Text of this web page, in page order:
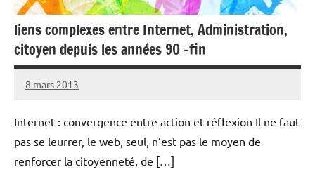
liens complexes entre Internet, Administration,
citoyen depuis les années 90 -fin
8 mars 2013
rédaction
Internet : convergence entre action et réflexion Il ne faut
pas se leurrer, le web, seul, n’est pas le moyen de
renforcer la citoyenneté, de […]